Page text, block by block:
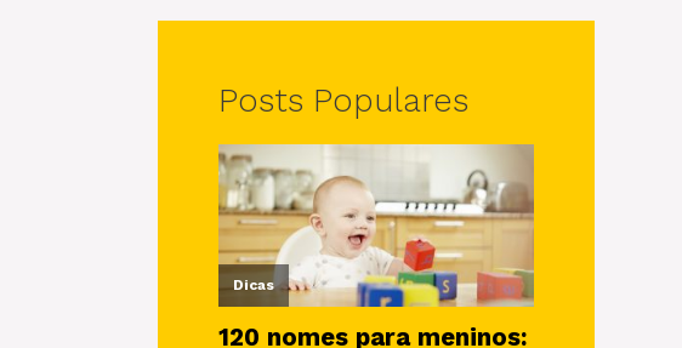
Posts Populares